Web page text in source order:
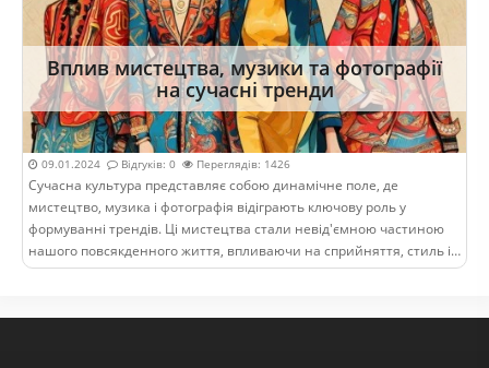
Вплив мистецтва, музики та фотографії
на сучасні тренди
09.01.2024 Відгуків: 0 Переглядів: 1426
Сучасна культура представляє собою динамічне поле, де
мистецтво, музика і фотографія відіграють ключову роль у
формуванні трендів. Ці мистецтва стали невід'ємною частиною
нашого повсякденного життя, впливаючи на сприйняття, стиль і
вподобання. У даній статті ми розглянемо, як мистецтво, музика і